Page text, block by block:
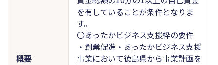
概要
を有していることが条件となりま
す。
〇あったかビジネス支援枠の要件
・創業促進・あったかビジネス支援
事業において徳島県から事業計画を